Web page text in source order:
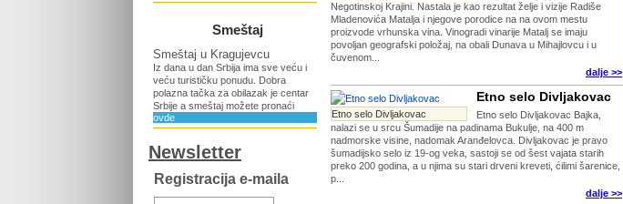
Smeštaj
Smeštaj u Kragujevcu
Iz dana u dan Srbija ima sve veću i
veću turističku ponudu. Dobra
polazna tačka za obilazak je centar
Srbije a smeštaj možete pronaći
ovde
Newsletter
Registracija e-maila
Negotinskoj Krajini. Nastala je kao rezultat želje i vizije Radiše
Mladenovića Matalja i njegove porodice na na ovom mestu
proizvode vrhunska vina. Vinogradi vinarije Matalj se imaju
povoljan geografski položaj, na obali Dunava u Mihajlovcu i u
čuvenom...
dalje >>
Etno selo Divljakovac
Etno selo Divljakovac
Etno selo Divljakovac Bajka,
nalazi se u srcu Šumadije na padinama Bukulje, na 400 m
nadmorske visine, nadomak Aranđelovca. Divljakovac je pravo
šumadijsko selo iz 19-og veka, sastoji se od šest vajata starih
preko 200 godina, a u njima su stari drveni kreveti, ćilimi šarenice,
p...
dalje >>